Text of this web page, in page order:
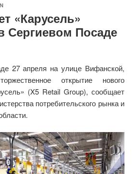
«Карусель»
Сергиевом Посаде
27 апреля на улице Вифанской,
открытие нового
(X5 Retail Group), сообщает
потребительского рынка и